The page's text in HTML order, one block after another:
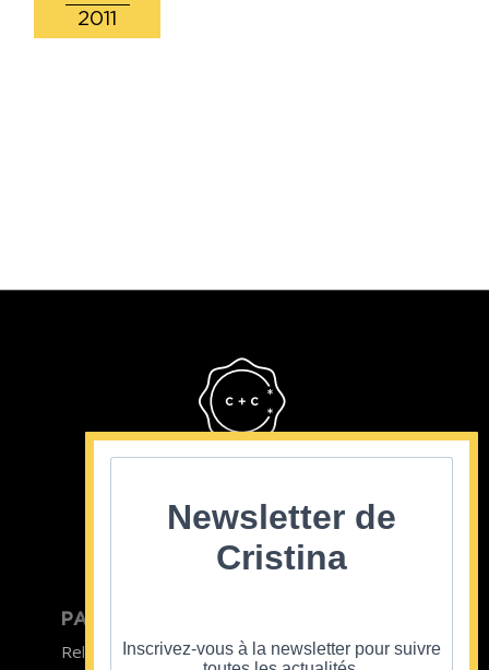
2011
PARTICULIER
Relooking homme
Team Building
Newsletter de
Cristina
Inscrivez-vous à la newsletter pour suivre